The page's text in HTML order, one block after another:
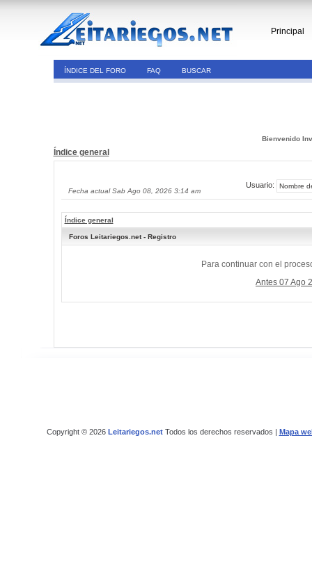
Principal
ÍNDICE DEL FORO FAQ BUSCAR
Bienvenido
Índice general
Fecha actual Sab Ago 08, 2026 3:14 am
Usuario:
Índice general
Foros Leitariegos.net - Registro
Para continuar con el
Antes 07 Ago
Copyright © 2026 Leitariegos.netTodos los derechos reservados | Mapa